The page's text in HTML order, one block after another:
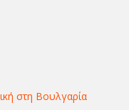
στη Βουλγαρία